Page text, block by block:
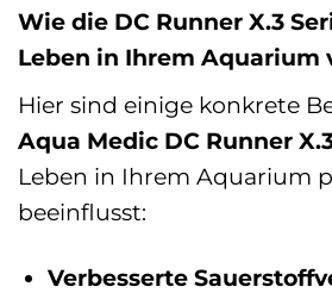
Wie die DC Runner X.3
Leben in Ihrem Aquarium
Hier sind einige konkrete
Aqua Medic DC Runner
Leben in Ihrem Aquarium
beeinflusst:
Verbesserte